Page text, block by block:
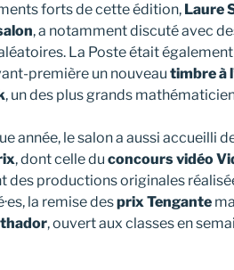
forts de cette édition, Laure
, a notamment discuté avec
La Poste était
première un nouveau timbre à
, un des plus grands
année, le salon a aussi accueilli
, dont celle du concours vidéo
des productions originales
la remise desprix Tengante
, ouvert aux classes en